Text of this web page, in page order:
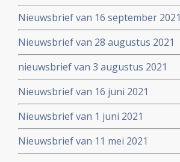
Nieuwsbrief van 16 september 2021
Nieuwsbrief van 28 augustus 2021
nieuwsbrief van 3 augustus 2021
Nieuwsbrief van 16 juni 2021
Nieuwsbrief van 1 juni 2021
Nieuwsbrief van 11 mei 2021